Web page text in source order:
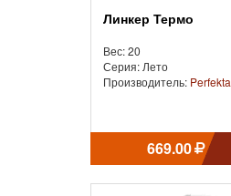
Линкер Термо
Вес: 20
Серия: Лето
Производитель: Perfekta
669.00